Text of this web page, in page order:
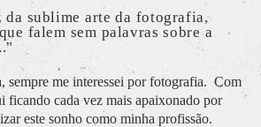
da sublime arte da fotografia,
falem sem palavras sobre a
sempre me interessei por fotografia. Com
ficando cada vez mais apaixonado por
este sonho como minha profissão.